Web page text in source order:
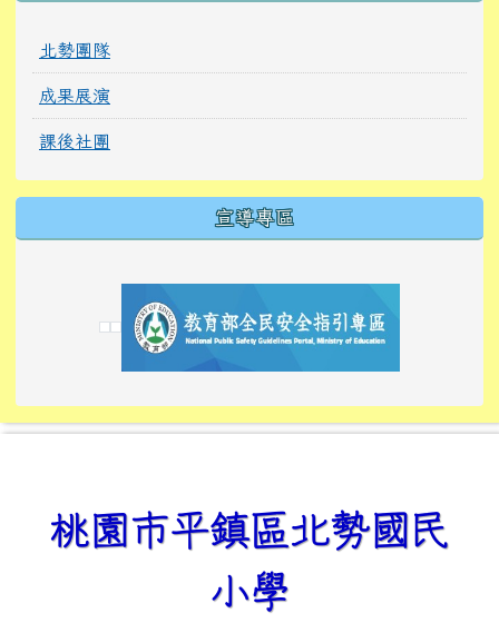
北勢團隊
成果展演
課後社團
宣導專區
link to https://
link to https://10000.gov.tw/
link to https://
link to https://10000.gov.tw/
link to https://
link to https://
link to https://i.win.org.tw/
link to https://
link to https://
link to https://
link to https://
桃園市平鎮區北勢國民
小學